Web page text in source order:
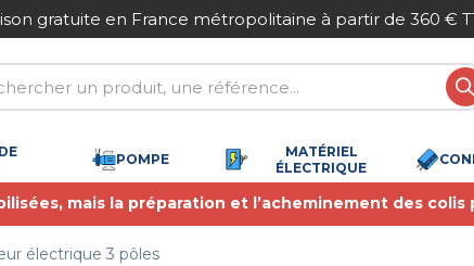
gratuite en France métropolitaine à partir de 360 €
POMPE
MATÉRIEL
ÉLECTRIQUE
mais la préparation et l’acheminement des
électrique 3 pôles